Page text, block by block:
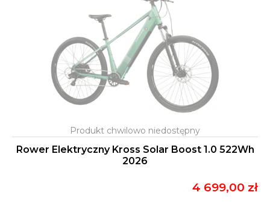
Rower Elektryczny Kross Solar Boost 1.0 522Wh
2026
4 699,00 zł